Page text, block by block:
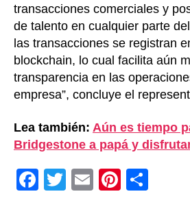
transacciones comerciales y
de talento en cualquier parte
las transacciones se registran
blockchain, lo cual facilita aún
transparencia en las
empresa”, concluye el
Lea también: Aún es tiempo
Bridgestone a papá y
F
T
E
Pi